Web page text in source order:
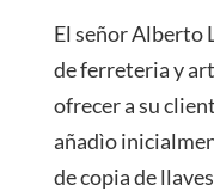
El señor Alberto
de ferreteria y
ofrecer a su
añadìo
de copia de